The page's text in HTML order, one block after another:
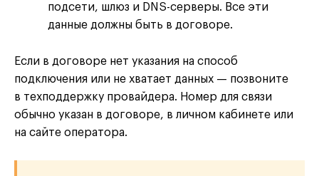
подсети, шлюз и DNS-серверы. Все эти
данные должны быть в договоре.
Если в договоре нет указания на способ
подключения или не хватает данных — позвоните
в техподдержку провайдера. Номер для связи
обычно указан в договоре, в личном кабинете или
на сайте оператора.